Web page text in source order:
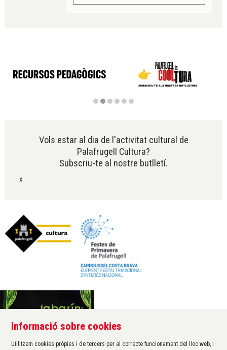
Vols estar al dia de l'activitat cultural de
Palafrugell Cultura?
Subscriu-te al nostre butlletí.
x
Àrea de cultura de l'Ajuntament de Palafrugell
Carrer Santa Margarida, 1
Informació sobre cookies
Utilitzem cookies pròpies i de tercers per al correcte funcionament del lloc web, i